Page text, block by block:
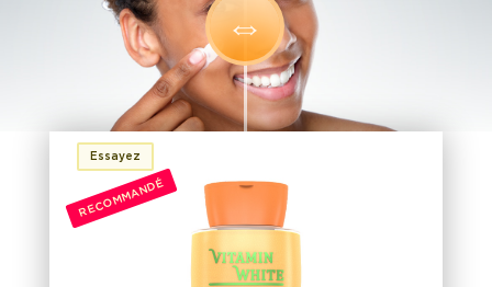
Essayez
RECOMMANDÉ